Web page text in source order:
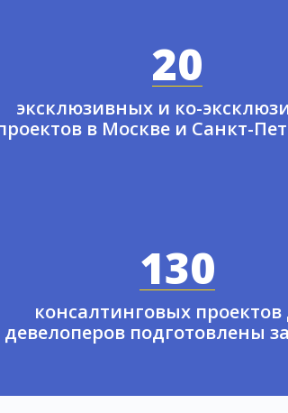
20
эксклюзивных и ко-
в Москве и Санкт-
130
консалтинговых проектов
девелоперов подготовлены